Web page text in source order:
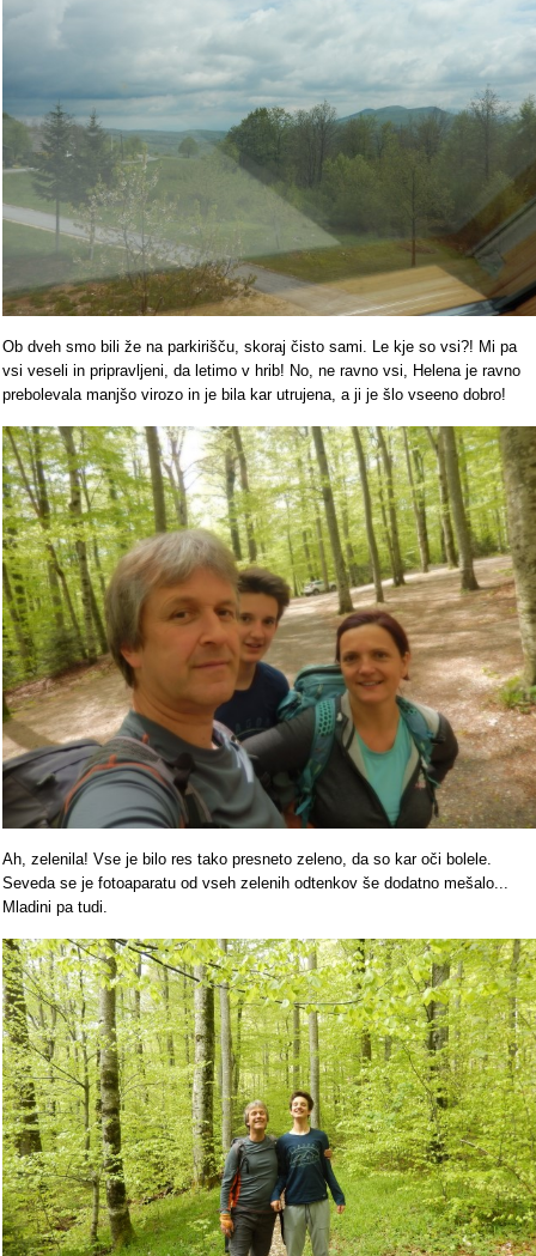
Ob dveh smo bili že na parkirišču, skoraj čisto sami. Le kje so vsi?! Mi pa
vsi veseli in pripravljeni, da letimo v hrib! No, ne ravno vsi, Helena je ravno
prebolevala manjšo virozo in je bila kar utrujena, a ji je šlo vseeno dobro!
Ah, zelenila! Vse je bilo res tako presneto zeleno, da so kar oči bolele.
Seveda se je fotoaparatu od vseh zelenih odtenkov še dodatno mešalo...
Mladini pa tudi.